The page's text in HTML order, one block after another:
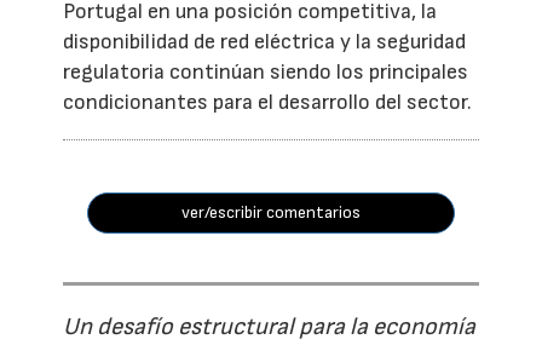
Portugal en una posición competitiva, la
disponibilidad de red eléctrica y la seguridad
regulatoria continúan siendo los principales
condicionantes para el desarrollo del sector.
ver/escribir comentarios
Un desafío estructural para la economía